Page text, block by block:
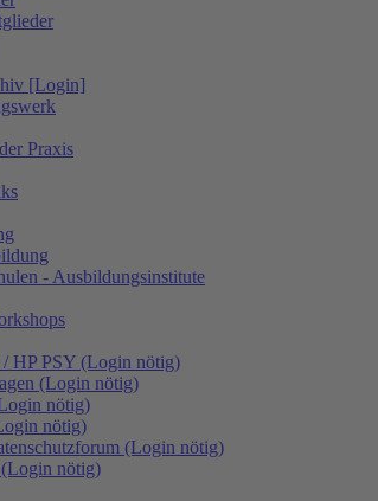
[Login]
Praxis
- Ausbildungsinstitute
HP PSY (Login nötig)
(Login nötig)
nötig)
nötig)
(Login nötig)
nötig)